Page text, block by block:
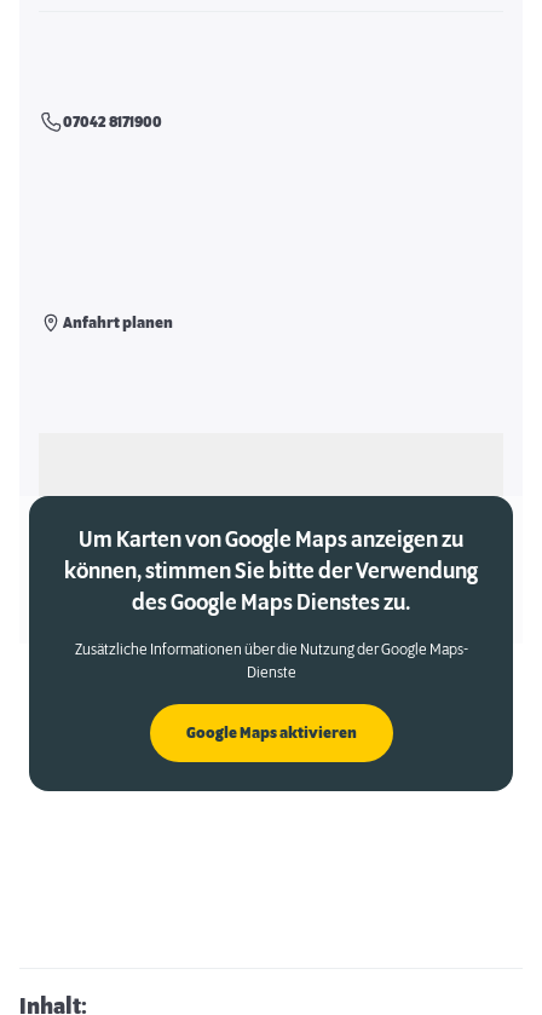
07042 8171900
Anfahrt planen
Um Karten von Google Maps anzeigen zu
können, stimmen Sie bitte der Verwendung
des Google Maps Dienstes zu.
Zusätzliche Informationen über die Nutzung der Google Maps-
Dienste
Google Maps aktivieren
Inhalt: